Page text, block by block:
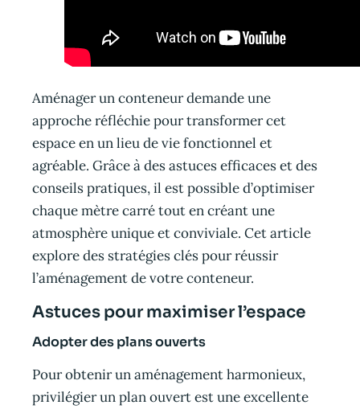
Aménager un conteneur demande une
approche réfléchie pour transformer cet
espace en un lieu de vie fonctionnel et
agréable. Grâce à des astuces efficaces et des
conseils pratiques, il est possible d’optimiser
chaque mètre carré tout en créant une
atmosphère unique et conviviale. Cet article
explore des stratégies clés pour réussir
l’aménagement de votre conteneur.
Astuces pour maximiser l’espace
Adopter des plans ouverts
Pour obtenir un aménagement harmonieux,
privilégier un plan ouvert est une excellente